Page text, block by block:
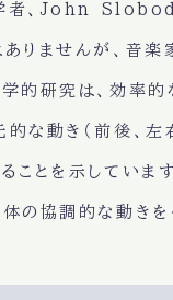
者、John
りませんが、音楽
的研究は、効率的
な動き（前後、左
ことを示していま
の協調的な動きを